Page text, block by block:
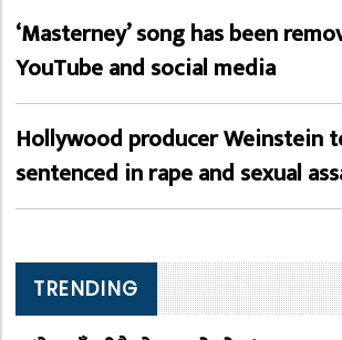
‘Masterney’ song has been
YouTube and social media
Hollywood producer Weinstein
sentenced in rape and sexual
TRENDING